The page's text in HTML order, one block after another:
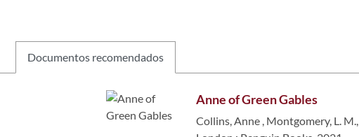
Documentos recomendados
Anne of Green Gables
Collins, Anne , Montgomery, L. M.,